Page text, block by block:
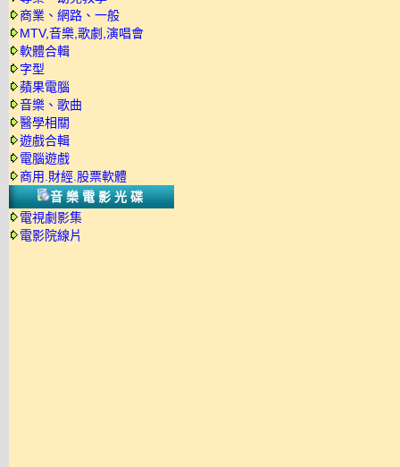
商業、網路、一般
MTV,音樂,歌劇,演唱會
軟體合輯
字型
蘋果電腦
音樂、歌曲
醫學相關
遊戲合輯
電腦遊戲
商用.財經.股票軟體
音樂電影光碟
電視劇影集
電影院線片